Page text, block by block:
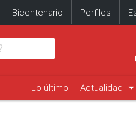
Bicentenario Perfiles
Lo último Actualidad arrow_drop_down